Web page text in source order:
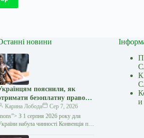
новини
пояснили, як
безоплатну правову
за кордоном:
інструкція —
Карина Лобода
Сер 7, 2026
З 1 серпня 2026 року для
набула чинності Конвенція про
и